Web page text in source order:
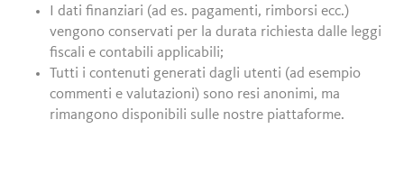
I dati finanziari (ad es. pagamenti, rimborsi ecc.)
vengono conservati per la durata richiesta dalle leggi
fiscali e contabili applicabili;
Tutti i contenuti generati dagli utenti (ad esempio
commenti e valutazioni) sono resi anonimi, ma
rimangono disponibili sulle nostre piattaforme.